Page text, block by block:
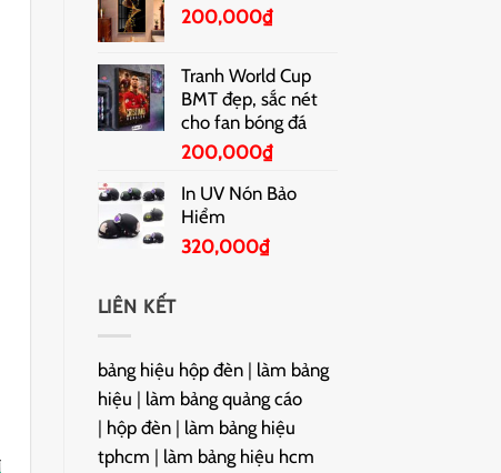
200,000₫
Tranh World Cup
BMT đẹp, sắc nét
cho fan bóng đá
200,000₫
In UV Nón Bảo
Hiểm
320,000₫
LIÊN KẾT
bảng hiệu hộp đèn| làm bảng
hiệu | làm bảng quảng cáo
| hộp đèn| làm bảng hiệu
tphcm | làm bảng hiệu hcm